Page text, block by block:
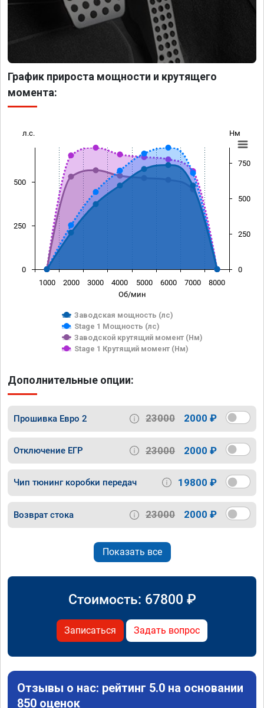
График прироста мощности и крутящего
момента:
Об/мин
л.с. Нм
Заводская мощность (лс)
Stage 1 Мощность (лс)
Заводской крутящий момент (Нм)
Stage 1 Крутящий момент (Нм)
1000 2000 3000 4000 5000 6000 7000 8000
0
250
500
0
250
500
750
Дополнительные опции:
Прошивка Евро 2 23000 2000 ₽
Отключение ЕГР 23000 2000 ₽
Чип тюнинг коробки передач 19800 ₽
Возврат стока 23000 2000 ₽
Показать все
Стоимость: 67800 ₽
Записаться Задать вопрос
Отзывы о нас: рейтинг 5.0 на основании
850 оценок